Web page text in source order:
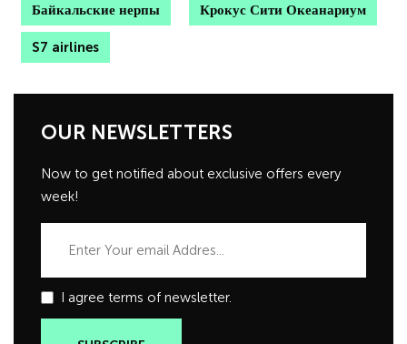
Байкальские нерпы Крокус Сити Океанариум
S7 airlines
OUR NEWSLETTERS
Now to get notified about exclusive offers every
week!
I agree terms of newsletter.